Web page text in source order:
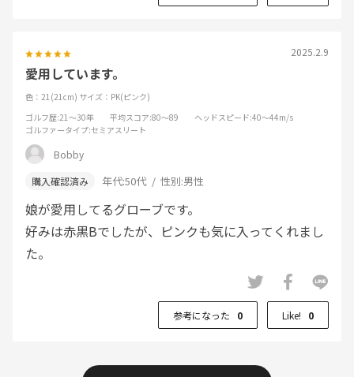
2025.2.9
愛用しています。
色：21(21cm) サイズ：PK(ピンク)
ゴルフ歴:21～30年 平均スコア:80～89 ヘッドスピード:40～44m/s
ゴルファータイプ:セミアスリート
Bobby
年代:50代 性別:男性
娘が愛用してるグローブです。
好みは赤黒Bでしたが、ピンクも気に入ってくれまし
た。
参考になった 0 Like! 0